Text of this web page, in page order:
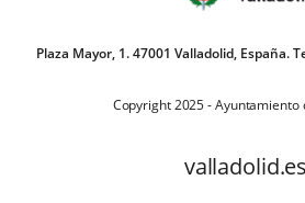
Plaza Mayor, 1. 47001 Valladolid, España.
Copyright 2025 - Ayuntamiento
valladolid.es